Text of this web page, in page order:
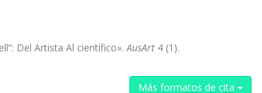
Del Artista Al científico». AusArt 4 (1).
Más formatos de cita